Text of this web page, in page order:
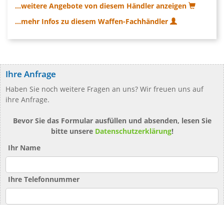
...weitere Angebote von diesem Händler anzeigen
...mehr Infos zu diesem Waffen-Fachhändler
Ihre Anfrage
Haben Sie noch weitere Fragen an uns? Wir freuen uns auf
ihre Anfrage.
Bevor Sie das Formular ausfüllen und absenden, lesen Sie
bitte unsere Datenschutzerklärung!
Ihr Name
Ihre Telefonnummer